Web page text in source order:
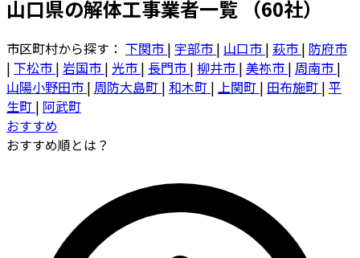
山口県の解体工事業者一覧 （60社）
市区町村から探す： 下関市 | 宇部市 | 山口市 | 萩市 | 防府市
| 下松市 | 岩国市 | 光市 | 長門市 | 柳井市 | 美祢市 | 周南市 |
山陽小野田市 | 周防大島町 | 和木町 | 上関町 | 田布施町 | 平
生町 | 阿武町
おすすめ
おすすめ順とは？